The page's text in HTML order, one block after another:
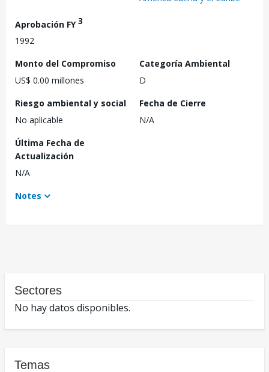
Aprobación FY3
1992
Monto del Compromiso
US$ 0.00 millones
Categoría Ambiental
D
Riesgo ambiental y social
No aplicable
Fecha de Cierre
N/A
Última Fecha de
Actualización
N/A
Notes
Sectores
No hay datos disponibles.
Temas